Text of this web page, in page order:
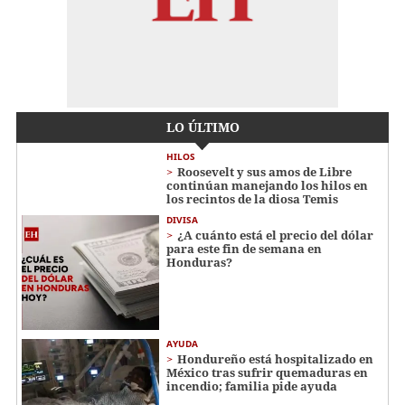
LO ÚLTIMO
HILOS
Roosevelt y sus amos de Libre
continúan manejando los hilos en
los recintos de la diosa Temis
DIVISA
¿A cuánto está el precio del dólar
para este fin de semana en
Honduras?
AYUDA
Hondureño está hospitalizado en
México tras sufrir quemaduras en
incendio; familia pide ayuda